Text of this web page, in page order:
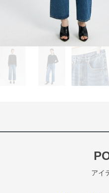
アイ